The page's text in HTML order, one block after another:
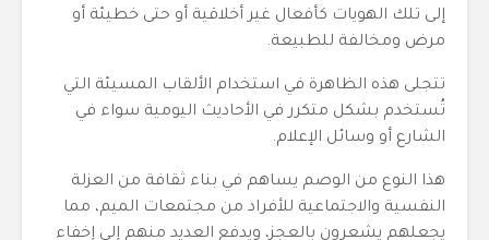
إلى تلك الهويات كأفعال غير أخلاقية أو حتى خطيئة أو
مرض ومخالفة للطبيعة.
تتجلى هذه الظاهرة في استخدام الألقاب المسيئة التي
تُستخدم بشكل متكرر في الأحاديث اليومية سواء في
الشارع أو وسائل الإعلام.
هذا النوع من الوصم يساهم في بناء ثقافة من العزلة
النفسية والاجتماعية للأفراد من مجتمعات الميم، مما
يجعلهم يشعرون بالعجز، ويدفع العديد منهم إلى إخفاء